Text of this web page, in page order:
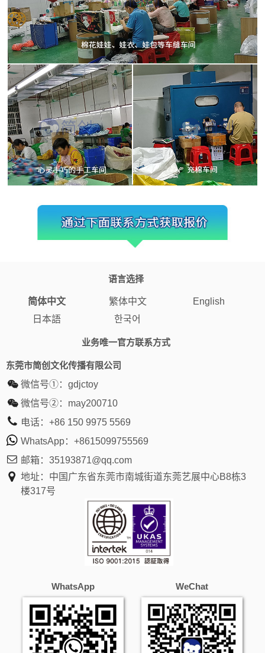
语言选择
简体中文 繁体中文
English
日本語
한국어
业务唯一官方联系方式
东莞市简创文化传播有限公司
微信号①： gdjctoy
微信号②： may200710
电话： +86 150 9975 5569
WhatsApp： +8615099755569
邮箱： 35193871@qq.com
地址：中国广东省东莞市南城街道东莞艺展中心B8栋3
楼317号
WhatsApp WeChat